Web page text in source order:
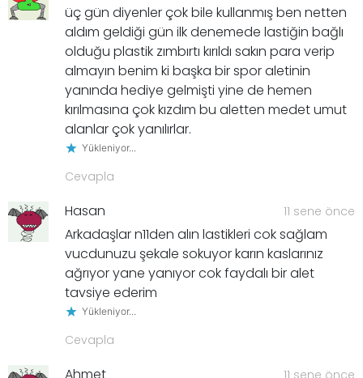
üç gün diyenler çok bile kullanmış ben netten
aldım geldiği gün ilk denemede lastiğin bağlı
olduğu plastik zımbırtı kırıldı sakın para verip
almayın benim ki başka bir spor aletinin
yanında hediye gelmişti yine de hemen
kırılmasına çok kızdım bu aletten medet umut
alanlar çok yanılırlar.
Yükleniyor...
Cevapla
Hasan 11 sene önce
Arkadaşlar n11den alın lastikleri cok sağlam
vucdunuzu şekale sokuyor karın kaslarınız
ağrıyor yane yanıyor cok faydalı bir alet
tavsiye ederim
Yükleniyor...
Cevapla
11 sene önce